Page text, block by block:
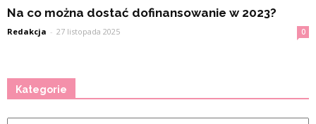
Na co można dostać dofinansowanie w 2023?
Redakcja - 27 listopada 2025 0
Kategorie
Kategorie